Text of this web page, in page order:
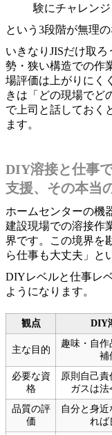
験にチャレンジ
という3段階が無理の
いきなりJISだけ取
勢・狭い構造での作
場評価は上がりにく
きは「どの現場でど
で上司と話しておく
ます。
DIY溶接と仕事
支援、その本当
ホームセンターの機
建設現場での溶接作
界です。この境界を
ら仕事も大丈夫」と
DIYレベルと仕事レ
ようになります。
観点 DIY
主な目的
趣味・自作
補
必要な資
格
原則自己責
ガスは法
品質の評
価
自分と身近
れば